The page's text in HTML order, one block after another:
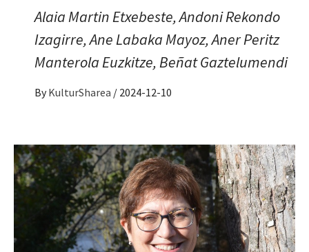
Alaia Martin Etxebeste, Andoni Rekondo
Izagirre, Ane Labaka Mayoz, Aner Peritz
Manterola Euzkitze, Beñat Gaztelumendi
By KulturSharea / 2024-12-10